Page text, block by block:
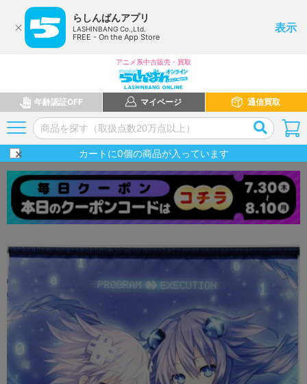
らしんばんアプリ
LASHINBANG Co.,Ltd.
FREE - On the App Store
表示
アニメ系中古販売・買取
年齢認証OFF マイページ 通信買取
カートに0個の商品が入っています